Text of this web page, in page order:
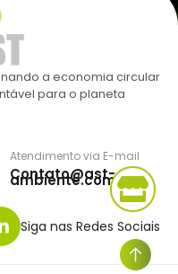
a economia circular
para o planeta
Atendimento via E-mail
Contato@ast-
ambiente.com.br
Siga nas Redes Sociais